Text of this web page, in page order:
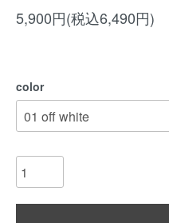
5,900円(税込6,490円)
color